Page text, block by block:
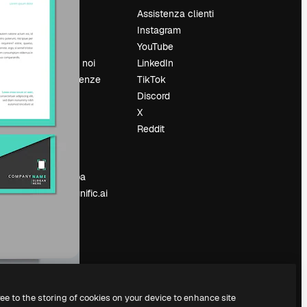
Chi siamo
Recensioni
Lavora con noi
Cerca tendenze
Blog
Slidesgo
Vendi i tuoi
contenuti
Sala stampa
Cerchi magnific.ai
Assistenza clienti
Instagram
YouTube
LinkedIn
TikTok
Discord
X
Reddit
to the storing of cookies on your device to enhance site